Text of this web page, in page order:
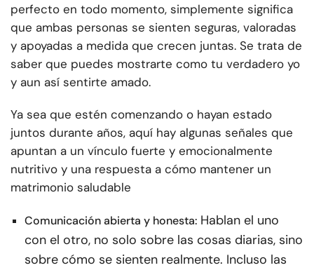
perfecto en todo momento, simplemente significa
que ambas personas se sienten seguras, valoradas
y apoyadas a medida que crecen juntas. Se trata de
saber que puedes mostrarte como tu verdadero yo
y aun así sentirte amado.
Ya sea que estén comenzando o hayan estado
juntos durante años, aquí hay algunas señales que
apuntan a un vínculo fuerte y emocionalmente
nutritivo y una respuesta a cómo mantener un
matrimonio saludable
Comunicación abierta y honesta: Hablan el uno
con el otro, no solo sobre las cosas diarias, sino
sobre cómo se sienten realmente. Incluso las